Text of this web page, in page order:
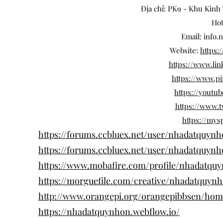
Địa chỉ: PK9 - Khu
Email:
Website:
https://
https://
https://
https://
https://
https://forums.ccbluex.net/user/
https://forums.ccbluex.net/user/
https://www.mobafire.com/profile/
https://morguefile.com/creative/
http://www.orangepi.org/orangepibbsen/
https://nhadatquynhon.webflow.io/